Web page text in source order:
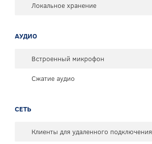
Локальное хранение
АУДИО
Встроенный микрофон
Сжатие аудио
СЕТЬ
Клиенты для удаленного подключения